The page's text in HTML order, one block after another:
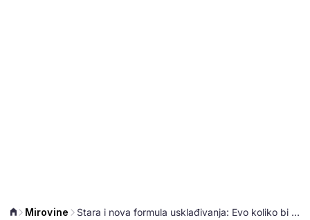
Mirovine Stara i nova formula usklađivanja: Evo koliko bi rasle mirovine prema sva tri izračuna